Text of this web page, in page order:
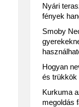
Nyári
fények
Smoby
Hogyan
és trükkök
Kurkuma
megoldás